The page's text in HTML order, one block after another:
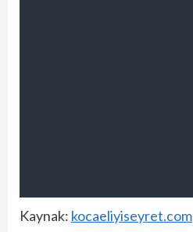
Kaynak: kocaeliyiseyret.com